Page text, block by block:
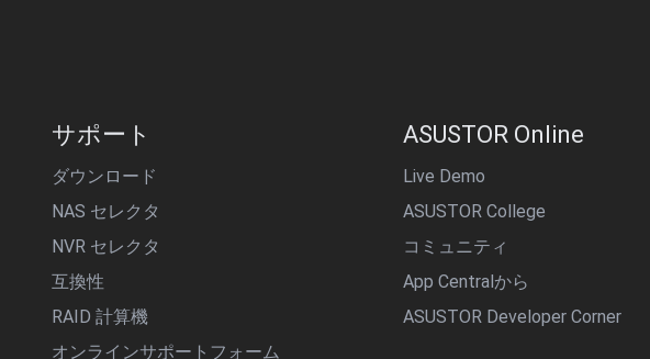
サポート
ダウンロード
NAS セレクタ
NVR セレクタ
互換性
RAID 計算機
オンラインサポートフォーム
ASUSTOR Online
Live Demo
ASUSTOR College
コミュニティ
App Centralから
ASUSTOR Developer Corner